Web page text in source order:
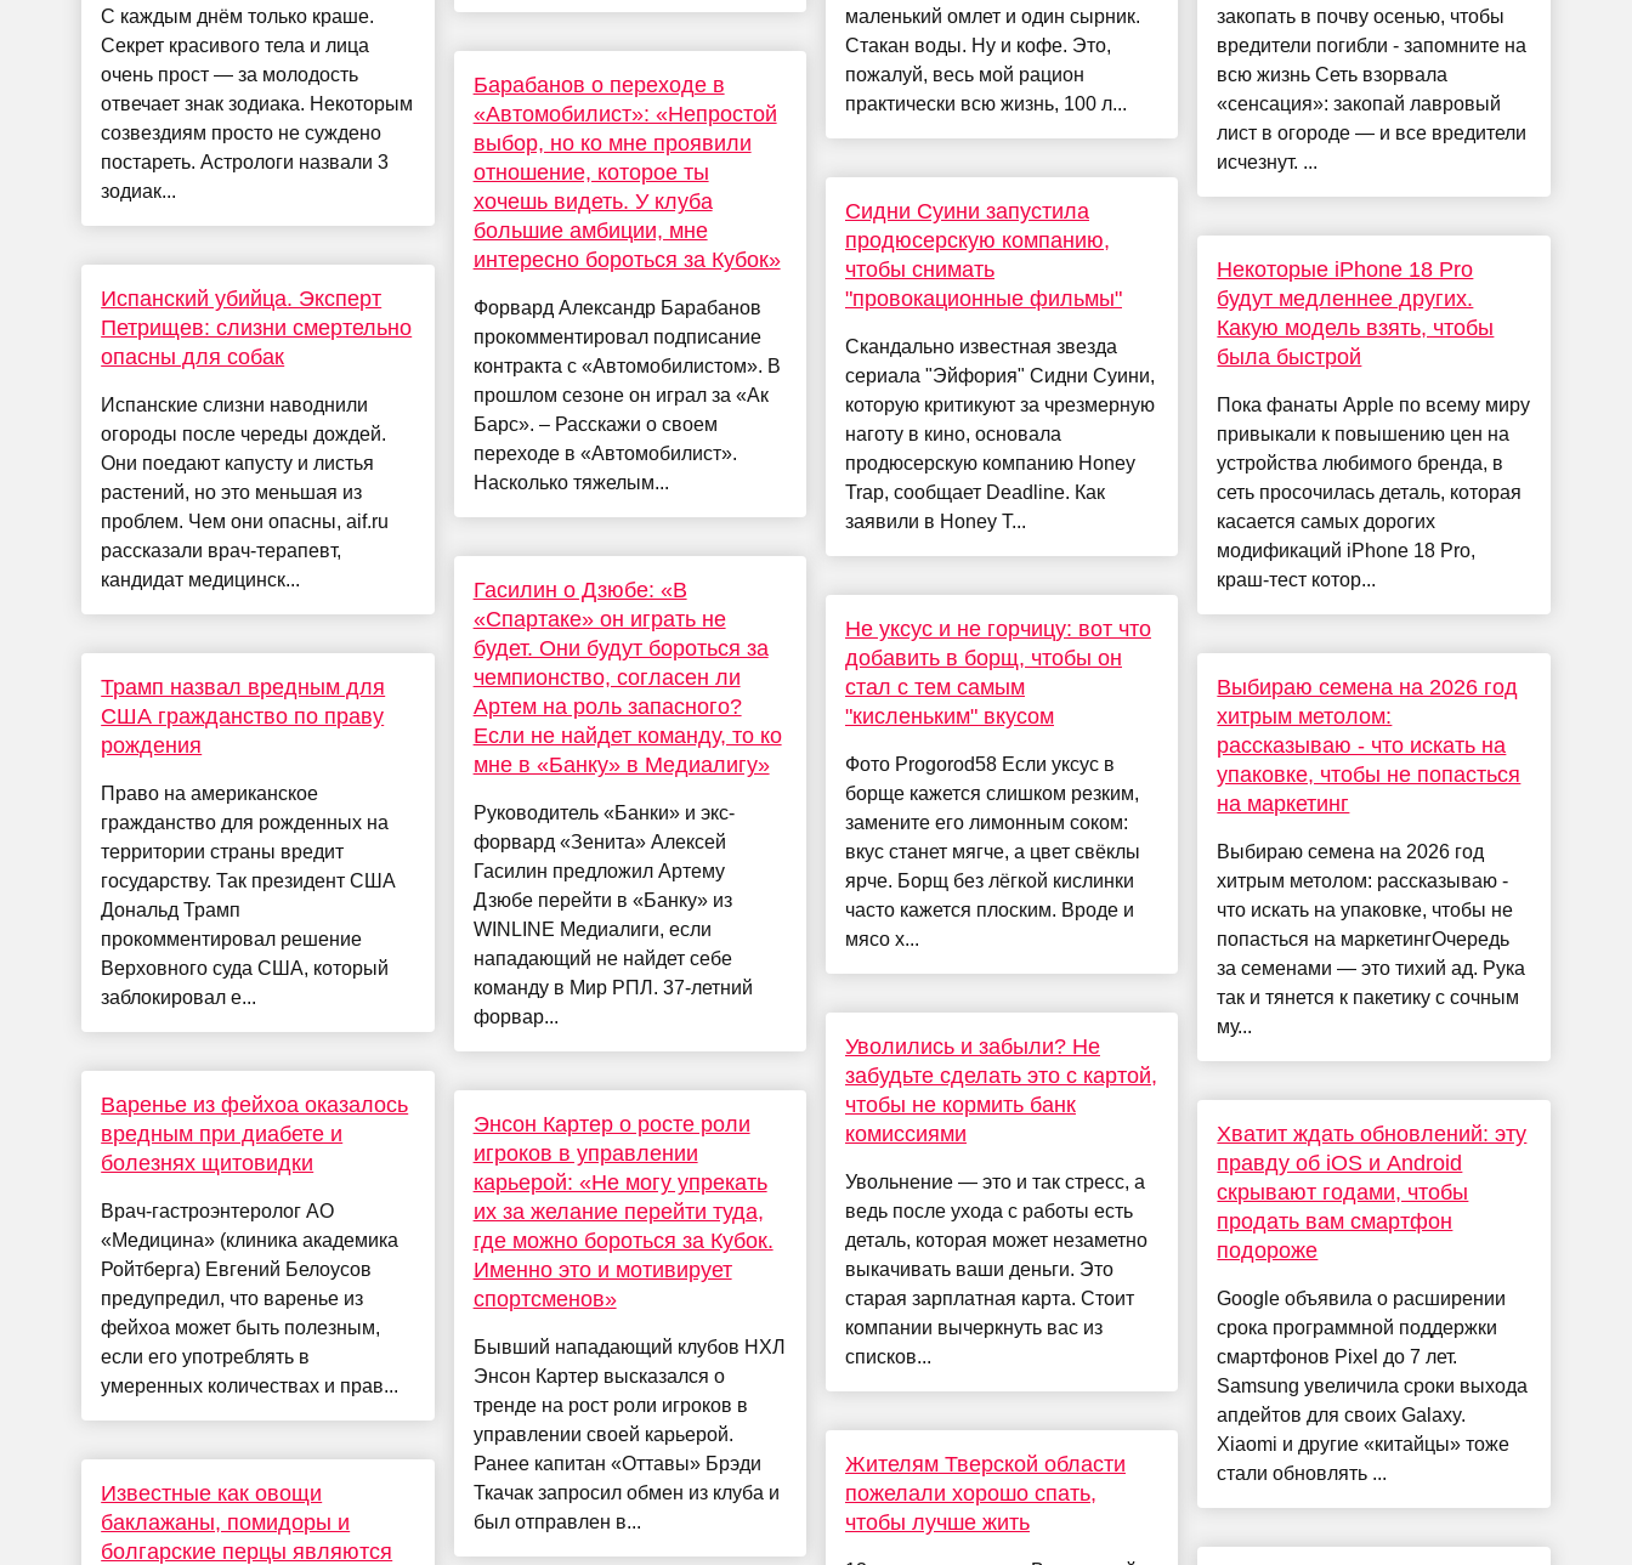
С каждым днём только краше.
Секрет красивого тела и лица
очень прост — за молодость
отвечает знак зодиака. Некоторым
созвездиям просто не суждено
постареть. Астрологи назвали 3
зодиак...
Испанский убийца. Эксперт
Петрищев: слизни смертельно
опасны для собак
Испанские слизни наводнили
огороды после череды дождей.
Они поедают капусту и листья
растений, но это меньшая из
проблем. Чем они опасны, aif.ru
рассказали врач-терапевт,
кандидат медицинск...
Трамп назвал вредным для
США гражданство по праву
рождения
Право на американское
гражданство для рожденных на
территории страны вредит
государству. Так президент США
Дональд Трамп
прокомментировал решение
Верховного суда США, который
заблокировал е...
Варенье из фейхоа оказалось
вредным при диабете и
болезнях щитовидки
Врач-гастроэнтеролог АО
«Медицина» (клиника академика
Ройтберга) Евгений Белоусов
предупредил, что варенье из
фейхоа может быть полезным,
если его употреблять в
умеренных количествах и прав...
Известные как овощи
баклажаны, помидоры и
болгарские перцы являются
Барабанов о переходе в
«Автомобилист»: «Непростой
выбор, но ко мне проявили
отношение, которое ты
хочешь видеть. У клуба
большие амбиции, мне
интересно бороться за Кубок»
Форвард Александр Барабанов
прокомментировал подписание
контракта с «Автомобилистом». В
прошлом сезоне он играл за «Ак
Барс». – Расскажи о своем
переходе в «Автомобилист».
Насколько тяжелым...
Гасилин о Дзюбе: «В
«Спартаке» он играть не
будет. Они будут бороться за
чемпионство, согласен ли
Артем на роль запасного?
Если не найдет команду, то ко
мне в «Банку» в Медиалигу»
Руководитель «Банки» и экс-
форвард «Зенита» Алексей
Гасилин предложил Артему
Дзюбе перейти в «Банку» из
WINLINE Медиалиги, если
нападающий не найдет себе
команду в Мир РПЛ. 37-летний
форвар...
Энсон Картер о росте роли
игроков в управлении
карьерой: «Не могу упрекать
их за желание перейти туда,
где можно бороться за Кубок.
Именно это и мотивирует
спортсменов»
Бывший нападающий клубов НХЛ
Энсон Картер высказался о
тренде на рост роли игроков в
управлении своей карьерой.
Ранее капитан «Оттавы» Брэди
Ткачак запросил обмен из клуба и
был отправлен в...
маленький омлет и один сырник.
Стакан воды. Ну и кофе. Это,
пожалуй, весь мой рацион
практически всю жизнь, 100 л...
Сидни Суини запустила
продюсерскую компанию,
чтобы снимать
"провокационные фильмы"
Скандально известная звезда
сериала "Эйфория" Сидни Суини,
которую критикуют за чрезмерную
наготу в кино, основала
продюсерскую компанию Honey
Trap, сообщает Deadline. Как
заявили в Honey T...
Не уксус и не горчицу: вот что
добавить в борщ, чтобы он
стал с тем самым
"кисленьким" вкусом
Фото Progorod58 Если уксус в
борще кажется слишком резким,
замените его лимонным соком:
вкус станет мягче, а цвет свёклы
ярче. Борщ без лёгкой кислинки
часто кажется плоским. Вроде и
мясо х...
Уволились и забыли? Не
забудьте сделать это с картой,
чтобы не кормить банк
комиссиями
Увольнение — это и так стресс, а
ведь после ухода с работы есть
деталь, которая может незаметно
выкачивать ваши деньги. Это
старая зарплатная карта. Стоит
компании вычеркнуть вас из
списков...
Жителям Тверской области
пожелали хорошо спать,
чтобы лучше жить
закопать в почву осенью, чтобы
вредители погибли - запомните на
всю жизнь Сеть взорвала
«сенсация»: закопай лавровый
лист в огороде — и все вредители
исчезнут. ...
Некоторые iPhone 18 Pro
будут медленнее других.
Какую модель взять, чтобы
была быстрой
Пока фанаты Apple по всему миру
привыкали к повышению цен на
устройства любимого бренда, в
сеть просочилась деталь, которая
касается самых дорогих
модификаций iPhone 18 Pro,
краш-тест котор...
Выбираю семена на 2026 год
хитрым метолом:
рассказываю - что искать на
упаковке, чтобы не попасться
на маркетинг
Выбираю семена на 2026 год
хитрым метолом: рассказываю -
что искать на упаковке, чтобы не
попасться на маркетингОчередь
за семенами — это тихий ад. Рука
так и тянется к пакетику с сочным
му...
Хватит ждать обновлений: эту
правду об iOS и Android
скрывают годами, чтобы
продать вам смартфон
подороже
Google объявила о расширении
срока программной поддержки
смартфонов Pixel до 7 лет.
Samsung увеличила сроки выхода
апдейтов для своих Galaxy.
Xiaomi и другие «китайцы» тоже
стали обновлять ...